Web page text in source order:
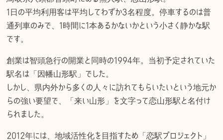
1日の平均利用客は平均してわずか3名程度。停車するのは普
通列車のみで、1時間に1本あるかないかという小さく静かな駅
です。
創業は智頭急行の開業と同時の1994年。当初予定されていた
駅名は「因幡山形駅」でした。
しかし、県内外から多くの人々に訪れてもらいたいという地元か
らの強い要望で、「来い山形」を文字って恋山形駅と名付け
られました。
2012年には、地域活性化を目指すため「恋駅プロジェクト」